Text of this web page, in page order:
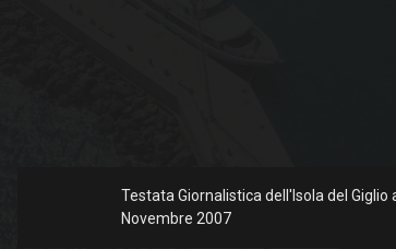
Testata Giornalistica dell'Isola del Giglio
Novembre 2007